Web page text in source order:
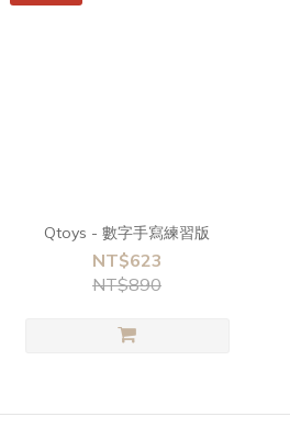
Qtoys - 數字手寫練習版
NT$623
NT$890